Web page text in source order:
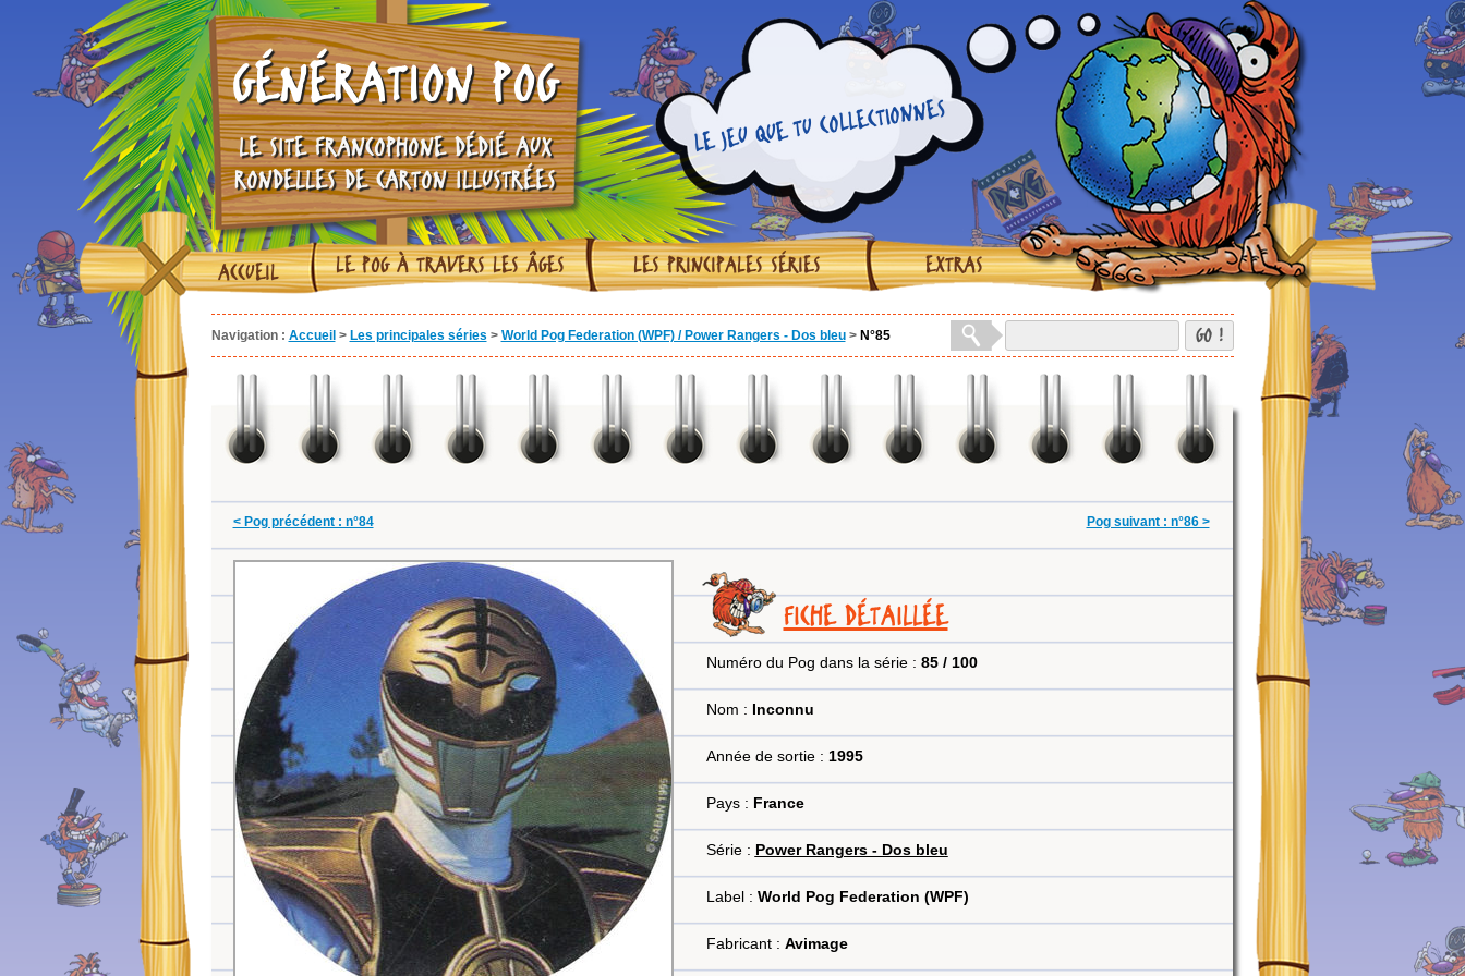
GÉNÉRATION POG
LE SITE FRANCOPHONE DÉDIÉ AUX
RONDELLES DE CARTON ILLUSTRÉES
LE JEU QUE TU COLLECTIONNES
ACCUEIL LE POG À TRAVERS LES ÂGES LES PRINCIPALES SÉRIES EXTRAS
Navigation : Accueil > Les principales séries > World Pog Federation (WPF) / Power Rangers - Dos bleu > N°85 GO !
< Pog précédent : n°84 Pog suivant : n°86 >
FICHE DÉTAILLÉE
Numéro du Pog dans la série : 85 / 100
Nom : Inconnu
Année de sortie : 1995
Pays : France
Série : Power Rangers - Dos bleu
Label : World Pog Federation (WPF)
Fabricant : Avimage